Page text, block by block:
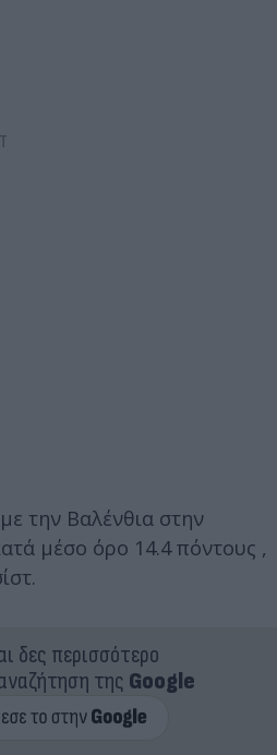
την Βαλένθια στην
μέσο όρο 14.4 πόντους ,
δες περισσότερο
της Google